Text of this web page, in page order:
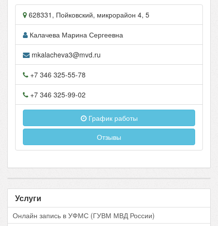
628331 , Пойковский, микрорайон 4, 5
Калачева Марина Сергеевна
mkalacheva3@mvd.ru
+7 346 325-55-78
+7 346 325-99-02
График работы
Отзывы
Услуги
Онлайн запись в УФМС (ГУВМ МВД России)